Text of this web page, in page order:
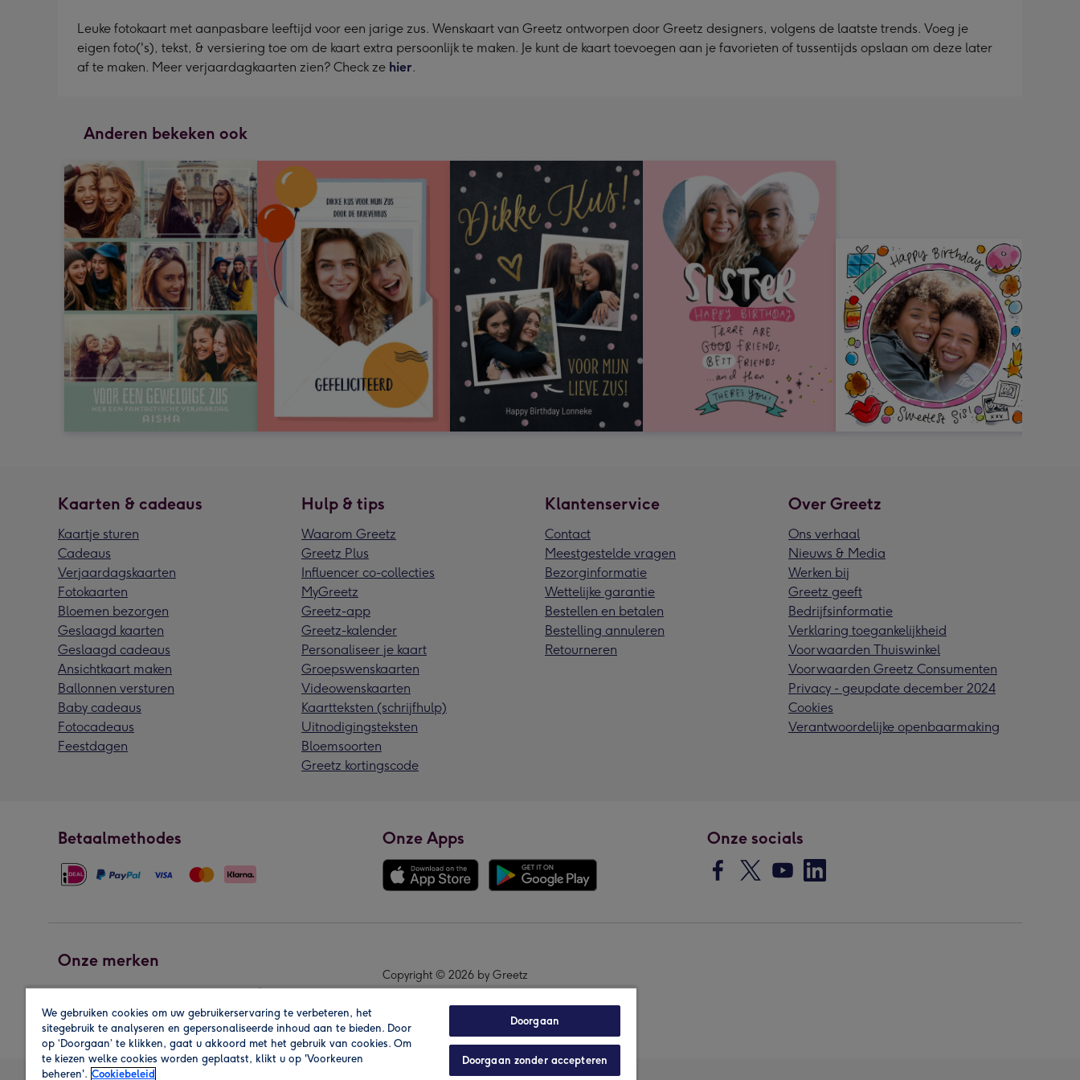
Leuke fotokaart met aanpasbare leeftijd voor een jarige zus. Wenskaart van Greetz ontworpen door Greetz designers, volgens de laatste trends. Voeg je
eigen foto('s), tekst, & versiering toe om de kaart extra persoonlijk te maken. Je kunt de kaart toevoegen aan je favorieten of tussentijds opslaan om deze later
af te maken. Meer verjaardagkaarten zien? Check ze hier.
Anderen bekeken ook
Kaarten & cadeaus
Kaartje sturen
Cadeaus
Verjaardagskaarten
Fotokaarten
Bloemen bezorgen
Geslaagd kaarten
Geslaagd cadeaus
Ansichtkaart maken
Ballonnen versturen
Baby cadeaus
Fotocadeaus
Feestdagen
Hulp & tips
Waarom Greetz
Greetz Plus
Influencer co-collecties
MyGreetz
Greetz-app
Greetz-kalender
Personaliseer je kaart
Groepswenskaarten
Videowenskaarten
Kaartteksten (schrijfhulp)
Uitnodigingsteksten
Bloemsoorten
Greetz kortingscode
Klantenservice
Contact
Meestgestelde vragen
Bezorginformatie
Wettelijke garantie
Bestellen en betalen
Bestelling annuleren
Retourneren
Over Greetz
Ons verhaal
Nieuws & Media
Werken bij
Greetz geeft
Bedrijfsinformatie
Verklaring toegankelijkheid
Voorwaarden Thuiswinkel
Voorwaarden Greetz Consumenten
Privacy - geupdate december 2024
Cookies
Verantwoordelijke openbaarmaking
Betaalmethodes Onze Apps Onze socials
Onze merken
Copyright © 2026 by Greetz
We gebruiken cookies om uw gebruikerservaring te verbeteren, het
sitegebruik te analyseren en gepersonaliseerde inhoud aan te bieden. Door
op ‘Doorgaan’ te klikken, gaat u akkoord met het gebruik van cookies. Om
te kiezen welke cookies worden geplaatst, klikt u op 'Voorkeuren
beheren'. Cookiebeleid
Doorgaan
Doorgaan zonder accepteren